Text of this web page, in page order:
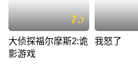
7.7
大侦探福尔摩斯2:诡
影游戏
我怒了